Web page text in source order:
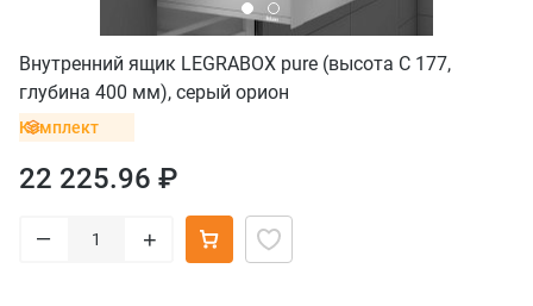
Внутренний ящик LEGRABOX pure (высота C 177,
глубина 400 мм), серый орион
Комплект
22 225.96 ₽
– +